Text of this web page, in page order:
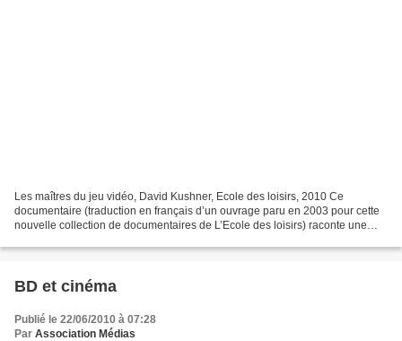
Les maîtres du jeu vidéo, David Kushner, Ecole des loisirs, 2010 Ce
documentaire (traduction en français d’un ouvrage paru en 2003 pour cette
nouvelle collection de documentaires de L’Ecole des loisirs) raconte une
BD et cinéma
Publié le 22/06/2010 à 07:28
Par Association Médias